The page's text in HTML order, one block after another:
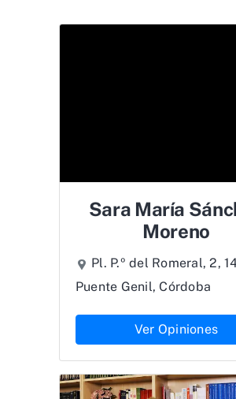
Sara María
Moreno
Pl. P.º del Romeral, 2,
Puente Genil, Córdoba
Ver Opiniones